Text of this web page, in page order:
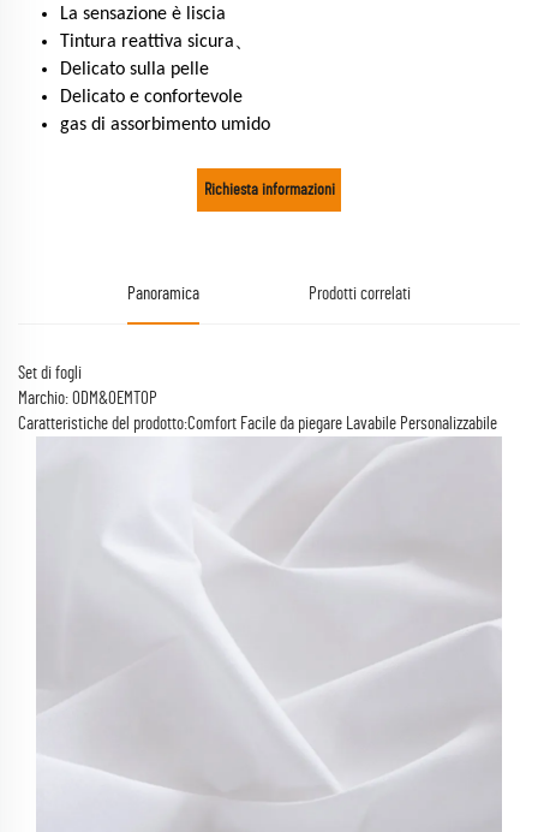
La sensazione è liscia
Tintura reattiva sicura、
Delicato sulla pelle
Delicato e confortevole
gas di assorbimento umido
Richiesta informazioni
Panoramica Prodotti correlati
Set di fogli
Marchio: ODM&OEMTOP
Caratteristiche del prodotto:Comfort Facile da piegare Lavabile Personalizzabile